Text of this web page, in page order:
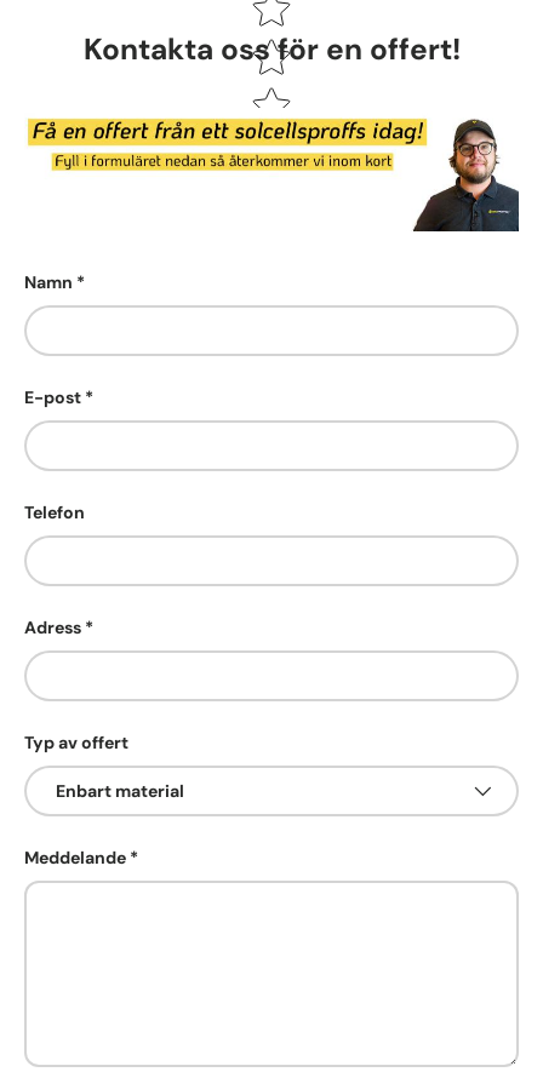
Kontakta oss för en offert!
Namn
E-post
Telefon
Adress
Typ av offert
Meddelande